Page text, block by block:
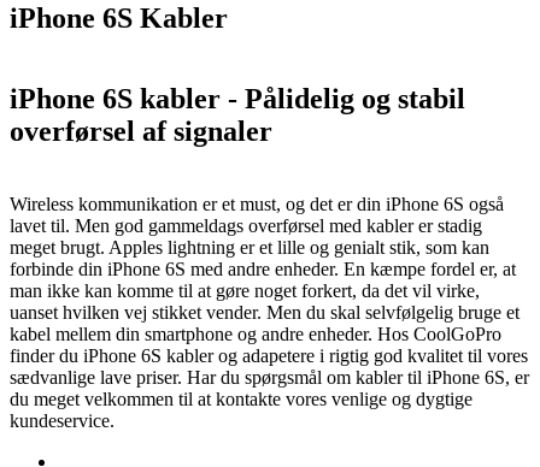
iPhone 6S Kabler
iPhone 6S kabler - Pålidelig og stabil
overførsel af signaler
Wireless kommunikation er et must, og det er din iPhone 6S også
lavet til. Men god gammeldags overførsel med kabler er stadig
meget brugt. Apples lightning er et lille og genialt stik, som kan
forbinde din iPhone 6S med andre enheder. En kæmpe fordel er, at
man ikke kan komme til at gøre noget forkert, da det vil virke,
uanset hvilken vej stikket vender. Men du skal selvfølgelig bruge et
kabel mellem din smartphone og andre enheder. Hos CoolGoPro
finder du iPhone 6S kabler og adapetere i rigtig god kvalitet til vores
sædvanlige lave priser. Har du spørgsmål om kabler til iPhone 6S, er
du meget velkommen til at kontakte vores venlige og dygtige
kundeservice.